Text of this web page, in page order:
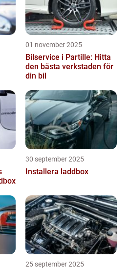
01 november 2025
Bilservice i Partille: Hitta
den bästa verkstaden för
din bil
30 september 2025
Installera laddbox
25 september 2025